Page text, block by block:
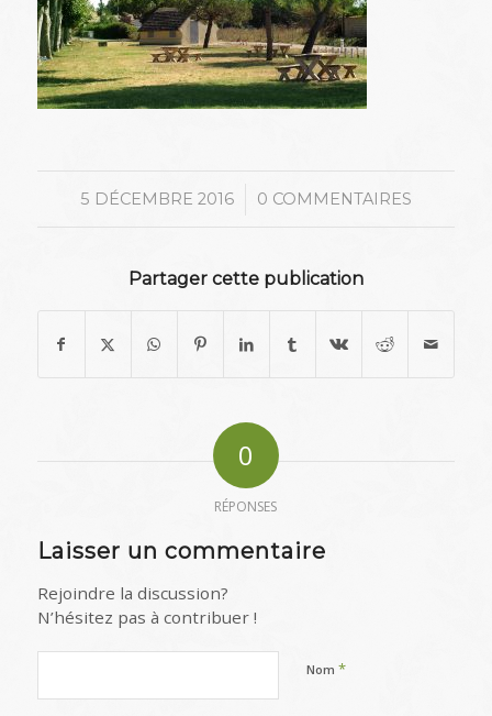
5 DÉCEMBRE 2016
/ 0 COMMENTAIRES
Partager cette publication
0
RÉPONSES
Laisser un commentaire
Rejoindre la discussion?
N’hésitez pas à contribuer !
Nom *